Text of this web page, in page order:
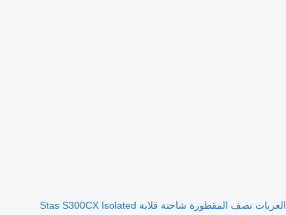
العربات نصف المقطورة شاحنة قلابة Stas S300CX Isolated